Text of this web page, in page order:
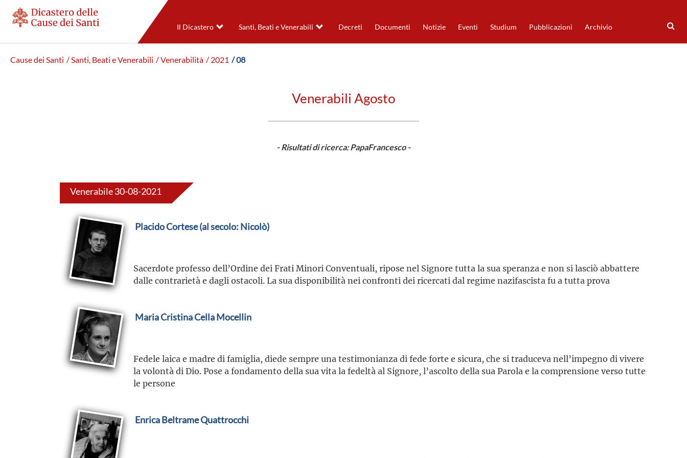
Il Dicastero Santi, Beati e Venerabili Decreti Documenti Notizie Eventi Studium Pubblicazioni Archivio
Cause dei Santi / Santi, Beati e Venerabili / Venerabilità / 2021 / 08
Venerabili Agosto
- Risultati di ricerca: PapaFrancesco -
Venerabile 30-08-2021
Placido Cortese (al secolo: Nicolò)
Sacerdote professo dell’Ordine dei Frati Minori Conventuali, ripose nel Signore tutta la sua speranza e non si lasciò abbattere
dalle contrarietà e dagli ostacoli. La sua disponibilità nei confronti dei ricercati dal regime nazifascista fu a tutta prova
Maria Cristina Cella Mocellin
Fedele laica e madre di famiglia, diede sempre una testimonianza di fede forte e sicura, che si traduceva nell’impegno di vivere
la volontà di Dio. Pose a fondamento della sua vita la fedeltà al Signore, l’ascolto della sua Parola e la comprensione verso tutte
le persone
Enrica Beltrame Quattrocchi